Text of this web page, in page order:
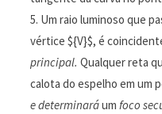
Um raio luminoso que
vértice ${V}$, é
principal. Qualquer reta
calota do espelho em um
e determinaráum foco